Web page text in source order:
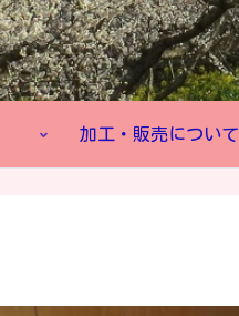
加工・販売について